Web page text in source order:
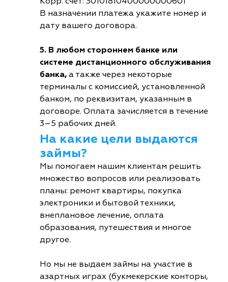
В назначении платежа укажите номер и
дату вашего договора.
5. В любом стороннем банке или
системе дистанционного обслуживания
банка, а также через некоторые
терминалы с комиссией, установленной
банком, по реквизитам, указанным в
договоре. Оплата зачисляется в течение
3–5 рабочих дней.
На какие цели выдаются
займы?
Мы помогаем нашим клиентам решить
множество вопросов или реализовать
планы: ремонт квартиры, покупка
электроники и бытовой техники,
внеплановое лечение, оплата
образования, путешествия и многое
другое.
Но мы не выдаем займы на участие в
азартных играх (букмекерские конторы,